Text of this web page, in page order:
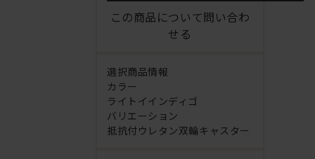
この商品について問い合わ
せる
選択商品情報
カラー
ライトイインディゴ
バリエーション
抵抗付ウレタン双輪キャスター